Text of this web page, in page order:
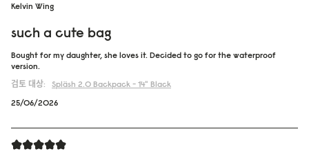
Kelvin Wing
such a cute bag
Bought for my daughter, she loves it. Decided to go for the waterproof
version.
검토 대상:
Spläsh 2.0 Backpack - 14" Black
25/06/2026